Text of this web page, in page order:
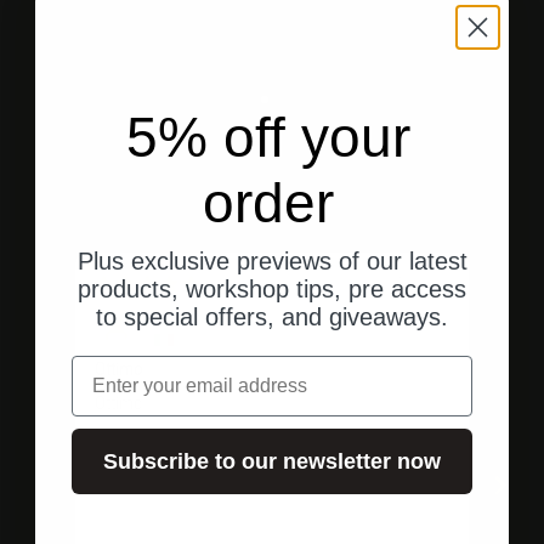
Gehe zu Element 1
Gehe zu Element 2
Gehe zu Element 3
Kundenbewertungen
vor 10 Monaten
alfonso c.
5% off your
order
Plus exclusive previews of our latest
products, workshop tips, pre access
to special offers, and giveaways.
Email
Subscribe to our newsletter now